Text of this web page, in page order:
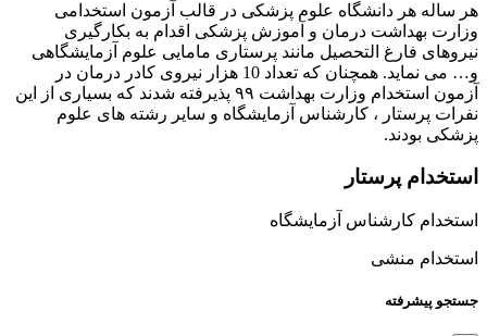
هر ساله هر دانشگاه علوم پزشکی در قالب آزمون استخدامی
وزارت بهداشت درمان و آموزش پزشکی اقدام به بکارگیری
نیروهای فارغ التحصیل مانند پرستاری مامایی علوم آزمایشگاهی
و… می نماید. همچنان که تعداد 10 هزار نیروی کادر درمان در
آزمون استخدام وزارت بهداشت ۹۹ پذیرفته شدند که بسیاری از این
نفرات پرستار ، کارشناس آزمایشگاه و سایر رشته های علوم
پزشکی بودند.
استخدام پرستار
استخدام کارشناس آزمایشگاه
استخدام منشی
جستجو پیشرفته